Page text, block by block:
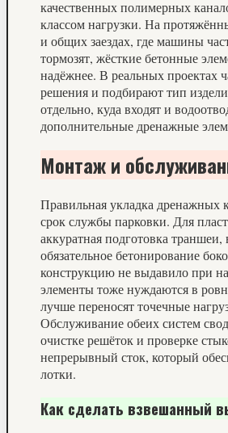
качественных полимерных
классом нагрузки. На
и общих заездах, где машины
тормозят, жёсткие бетонные
надёжнее. В реальных проектах
решения и подбирают тип
отдельно, куда входят и
дополнительные дренажные
Монтаж и
Правильная укладка дренажных
срок службы парковки. Для
аккуратная подготовка
обязательное бетонирование
конструкцию не выдавило при
элементы тоже нуждаются в
лучше переносят точечные
Обслуживание обеих систем
очистке решёток и проверке
непрерывный сток, который
лотки.
Как сделать взвешанный